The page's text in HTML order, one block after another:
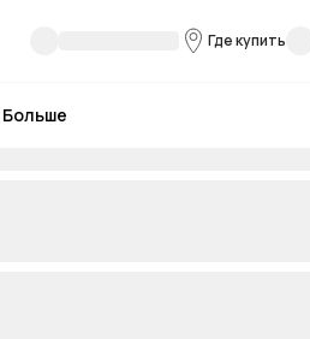
Где купить
Больше